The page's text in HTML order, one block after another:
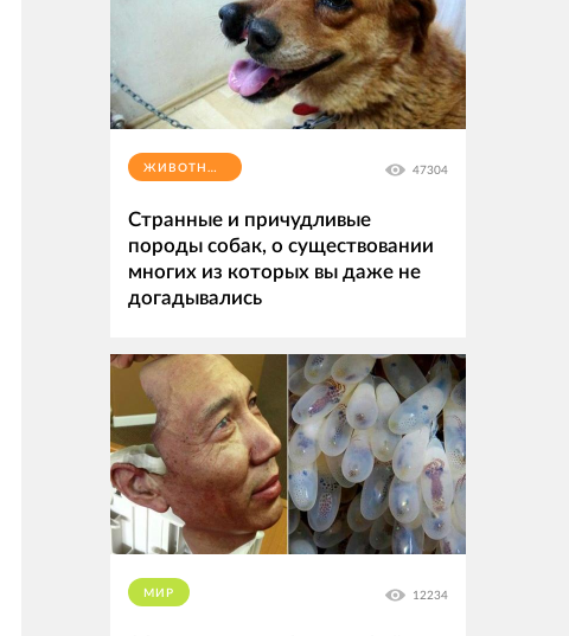
ЖИВОТНЫЕ 47304
Странные и причудливые
породы собак, о существовании
многих из которых вы даже не
догадывались
МИР 12234